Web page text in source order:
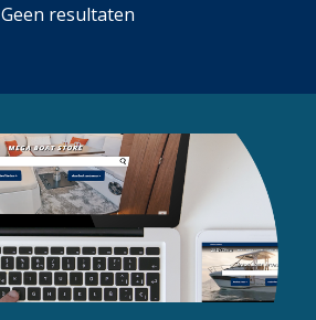
Geen resultaten